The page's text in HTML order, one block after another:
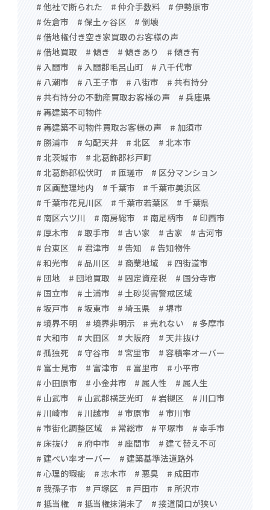
# 他社で断られた
# 仲介手数料
# 伊勢原市
# 佐倉市
# 保土ヶ谷区
# 倒壊
# 借地権付き空き家買取のお客様の声
# 借地買取
# 傾き # 傾きあり
# 傾き有
# 入間市
# 入間郡毛呂山町
# 八千代市
# 八潮市
# 八王子市 # 八街市
# 共有持分
# 共有持分の不動産買取お客様の声
# 兵庫県
# 再建築不可物件
# 再建築不可物件買取お客様の声
# 加須市
# 勝浦市
# 勾配天井 # 北区
# 北本市
# 北茨城市
# 北葛飾郡杉戸町
# 北葛飾郡松伏町
# 匝瑳市
# 区分マンション
# 区画整理地内
# 千葉市
# 千葉市美浜区
# 千葉市花見川区
# 千葉市若葉区
# 千葉県
# 南区六ツ川
# 南房総市 # 南足柄市
# 印西市
# 厚木市
# 取手市 # 古い家 # 古家
# 古河市
# 台東区
# 君津市 # 告知
# 告知物件
# 和光市
# 品川区 # 商業地域
# 四街道市
# 団地
# 団地買取 # 固定資産税
# 国分寺市
# 国立市
# 土浦市
# 土砂災害警戒区域
# 坂戸市
# 坂東市 # 埼玉県
# 堺市
# 境界不明
# 境界非明示 # 売れない
# 多摩市
# 大和市
# 大田区 # 大阪府
# 天井抜け
# 孤独死
# 守谷市 # 宮里市
# 容積率オーバー
# 富士見市
# 富津市 # 富里市
# 小平市
# 小田原市
# 小金井市 # 属人性
# 属人生
# 山武市
# 山武郡横芝光町 # 岩槻区
# 川口市
# 川崎市
# 川越市 # 市原市
# 市川市
# 市街化調整区域
# 常総市 # 平塚市
# 幸手市
# 床抜け
# 府中市 # 座間市
# 建て替え不可
# 建ぺい率オーバー
# 建築基準法道路外
# 心理的瑕疵
# 志木市 # 悪臭
# 成田市
# 我孫子市
# 戸塚区 # 戸田市
# 所沢市
# 抵当権
# 抵当権抹消未了
# 接道間口が狭い